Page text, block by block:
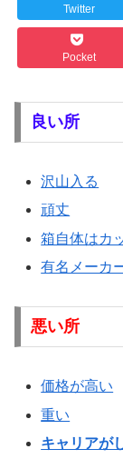
Twitter
Pocket
良い所
沢山入る
頑丈
箱自体はカ
有名メーカ
悪い所
価格が高い
重い
キャリアが